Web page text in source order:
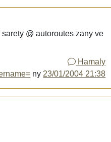
@ autoroutes zany ve
Hamaly
ny 23/01/2004 21:38